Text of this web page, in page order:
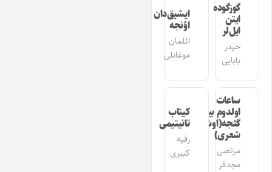
گوزگوده
ایتن
ایل‌لر
حیدر
بابایی
ایشیق‌دان
اؤنجه
ائلمان
موغانلی
ساعات
اولدوم بیر
گئجه(اوشاق
شعری)
مرتضی
مجدفر
کیتاب
تانیتیمی
رقیه
کبیری